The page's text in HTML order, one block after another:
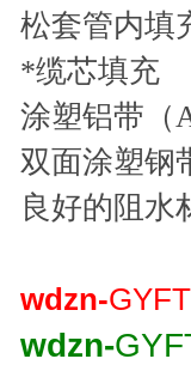
松套管内填
*缆芯填充
涂塑铝带（
双面涂塑钢
良好的阻水
wdzn-
wdzn-